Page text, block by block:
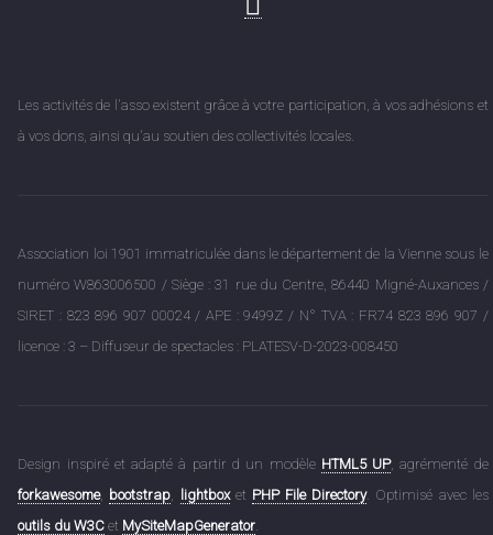
Les activités de l'asso existent grâce à votre participation, à vos adhésions et
à vos dons, ainsi qu'au soutien des collectivités locales.
Association loi 1901 immatriculée dans le département de la Vienne sous le
numéro W863006500 / Siège : 31 rue du Centre, 86440 Migné-Auxances /
SIRET : 823 896 907 00024 / APE : 9499Z / N° TVA : FR74 823 896 907 /
licence : 3 – Diffuseur de spectacles : PLATESV-D-2023-008450
Design inspiré et adapté à partir d un modèle HTML5 UP, agrémenté de
forkawesome, bootstrap lightboxet PHP File Directory. Optimisé avec les
outils du W3C et MySiteMapGenerator